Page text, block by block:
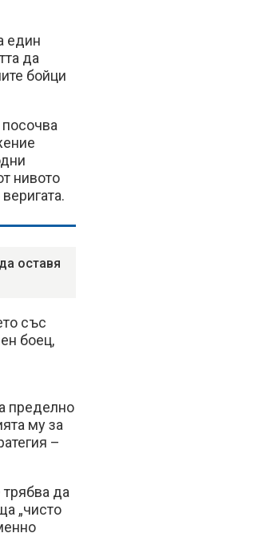
един
да
бойци
нивото
оставя
със
боец,
пределно
му за
–
да
„чисто